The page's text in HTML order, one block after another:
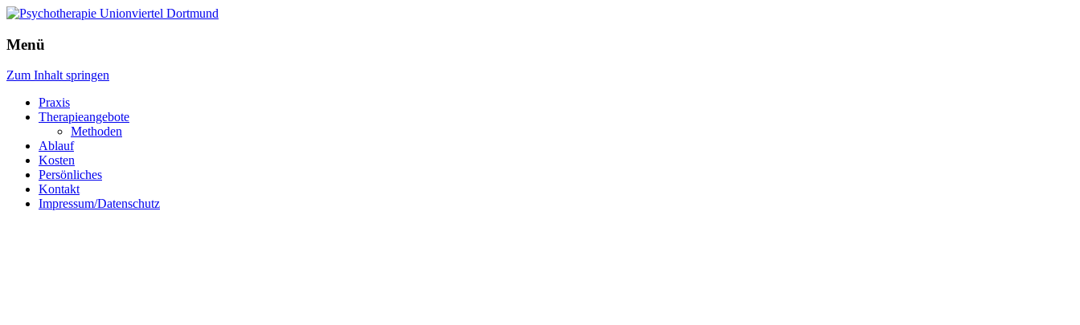
Menü
Zum Inhalt springen
Praxis
Therapieangebote
Methoden
Ablauf
Kosten
Persönliches
Kontakt
Impressum/Datenschutz